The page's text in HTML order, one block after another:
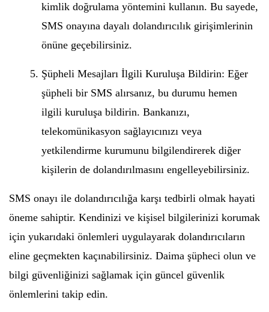
kimlik doğrulama yöntemini kullanın. Bu sayede,
SMS onayına dayalı dolandırıcılık girişimlerinin
önüne geçebilirsiniz.
Şüpheli Mesajları İlgili Kuruluşa Bildirin: Eğer
şüpheli bir SMS alırsanız, bu durumu hemen
ilgili kuruluşa bildirin. Bankanızı,
telekomünikasyon sağlayıcınızı veya
yetkilendirme kurumunu bilgilendirerek diğer
kişilerin de dolandırılmasını engelleyebilirsiniz.
SMS onayı ile dolandırıcılığa karşı tedbirli olmak hayati
öneme sahiptir. Kendinizi ve kişisel bilgilerinizi korumak
için yukarıdaki önlemleri uygulayarak dolandırıcıların
eline geçmekten kaçınabilirsiniz. Daima şüpheci olun ve
bilgi güvenliğinizi sağlamak için güncel güvenlik
önlemlerini takip edin.